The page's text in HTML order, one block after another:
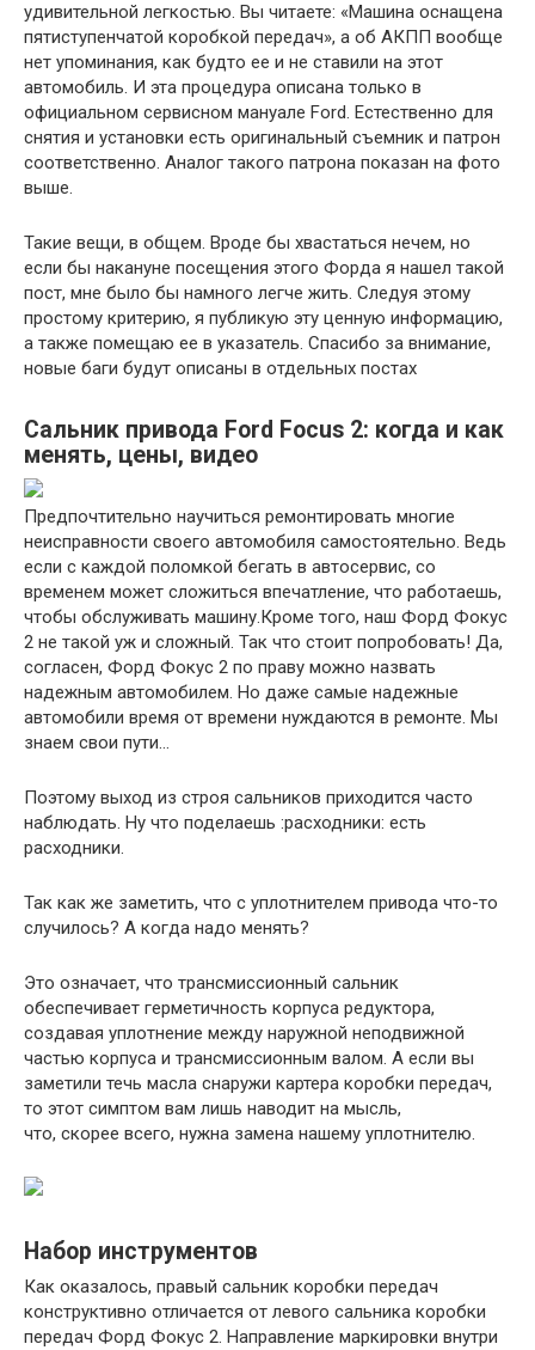
удивительной легкостью. Вы читаете: «Машина оснащена
пятиступенчатой ​​коробкой передач», а об АКПП вообще
нет упоминания, как будто ее и не ставили на этот
автомобиль. И эта процедура описана только в
официальном сервисном мануале Ford. Естественно для
снятия и установки есть оригинальный съемник и патрон
соответственно. Аналог такого патрона показан на фото
выше.
Такие вещи, в общем. Вроде бы хвастаться нечем, но
если бы накануне посещения этого Форда я нашел такой
пост, мне было бы намного легче жить. Следуя этому
простому критерию, я публикую эту ценную информацию,
а также помещаю ее в указатель. Спасибо за внимание,
новые баги будут описаны в отдельных постах
Сальник привода Ford Focus 2: когда и как
менять, цены, видео
Предпочтительно научиться ремонтировать многие
неисправности своего автомобиля самостоятельно. Ведь
если с каждой поломкой бегать в автосервис, со
временем может сложиться впечатление, что работаешь,
чтобы обслуживать машину.Кроме того, наш Форд Фокус
2 не такой уж и сложный. Так что стоит попробовать! Да,
согласен, Форд Фокус 2 по праву можно назвать
надежным автомобилем. Но даже самые надежные
автомобили время от времени нуждаются в ремонте. Мы
знаем свои пути…
Поэтому выход из строя сальников приходится часто
наблюдать. Ну что поделаешь :расходники: есть
расходники.
Так как же заметить, что с уплотнителем привода что-то
случилось? А когда надо менять?
Это означает, что трансмиссионный сальник
обеспечивает герметичность корпуса редуктора,
создавая уплотнение между наружной неподвижной
частью корпуса и трансмиссионным валом. А если вы
заметили течь масла снаружи картера коробки передач,
то этот симптом вам лишь наводит на мысль,
что, скорее всего, нужна замена нашему уплотнителю.
Набор инструментов
Как оказалось, правый сальник коробки передач
конструктивно отличается от левого сальника коробки
передач Форд Фокус 2. Направление маркировки внутри